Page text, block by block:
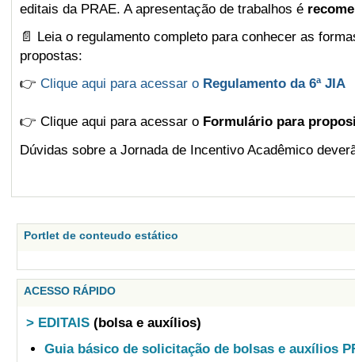
editais da PRAE. A apresentação de trabalhos é
📄 Leia o regulamento completo para conhecer as
propostas:
👉 Clique aqui para acessar o Regulamento da 6ª JIA
👉 Clique aqui para acessar o Formulário para
Dúvidas sobre a Jornada de Incentivo Acadêmico
Portlet de conteudo estático
ACESSO RÁPIDO
> EDITAIS (bolsa e auxílios)
Guia básico de solicitação de bolsas e auxílios